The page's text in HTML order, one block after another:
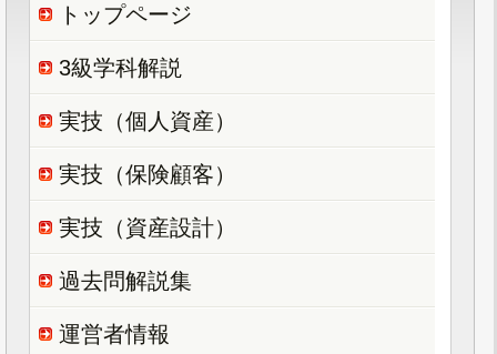
トップページ
3級学科解説
実技（個人資産）
実技（保険顧客）
実技（資産設計）
過去問解説集
運営者情報